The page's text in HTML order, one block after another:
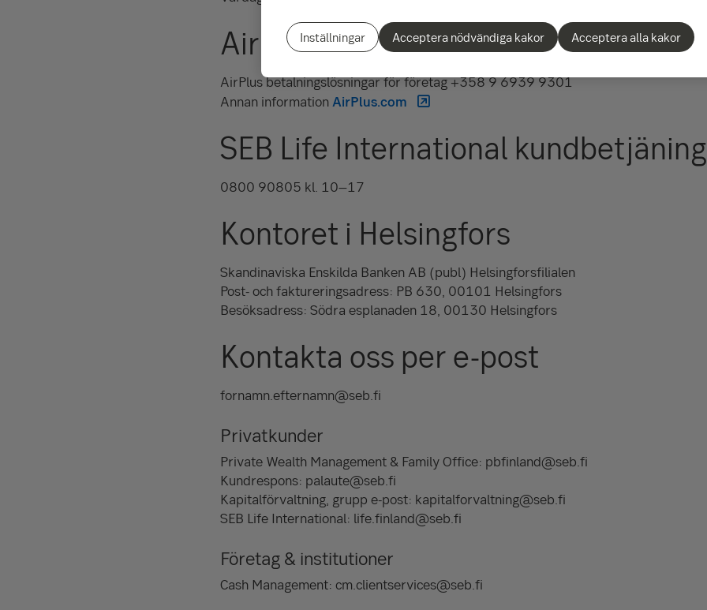
AirPlus
AirPlus betalningslösningar för företag +358 9 6939 9301
Annan informationAirPlus.com
SEB Life International kundbetjäning
0800 90805 kl. 10–17
Kontoret i Helsingfors
Skandinaviska Enskilda Banken AB (publ) Helsingforsfilialen
Post- och faktureringsadress: PB 630, 00101 Helsingfors
Besöksadress: Södra esplanaden 18, 00130 Helsingfors
Kontakta oss per e-post
fornamn.efternamn@seb.fi
Privatkunder
Private Wealth Management & Family Office: pbfinland@seb.fi
Kundrespons: palaute@seb.fi
Kapitalförvaltning, grupp e-post: kapitalforvaltning@seb.fi
SEB Life International: life.finland@seb.fi
Företag & institutioner
Cash Management: cm.clientservices@seb.fi
Inställningar Acceptera nödvändiga kakor Acceptera alla kakor